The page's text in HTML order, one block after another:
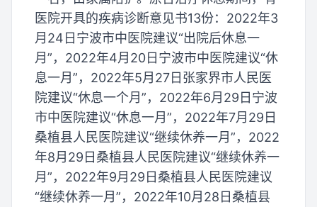
医院开具的疾病诊断意见书13份：2022年3
月24日宁波市中医院建议“出院后休息一
月”，2022年4月20日宁波市中医院建议“休
息一月”，2022年5月27日张家界市人民医
院建议“休息一个月”，2022年6月29日宁波
市中医院建议“休息一月”，2022年7月29日
桑植县人民医院建议“继续休养一月”，2022
年8月29日桑植县人民医院建议“继续休养一
月”，2022年9月29日桑植县人民医院建议
“继续休养一月”，2022年10月28日桑植县